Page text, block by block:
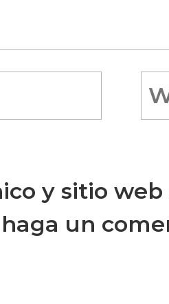
y sitio web
un